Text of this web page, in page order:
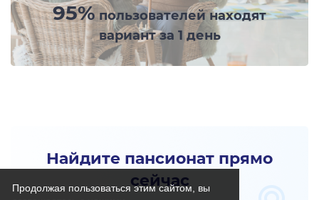
Продолжая пользоваться этим сайтом, вы
95%пользователей находят
вариант за 1 день
Найдите пансионат прямо
сейчас